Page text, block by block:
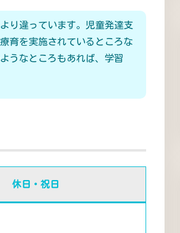
り違っています。児童発達支
育を実施されているところな
うなところもあれば、学習
休日・祝日